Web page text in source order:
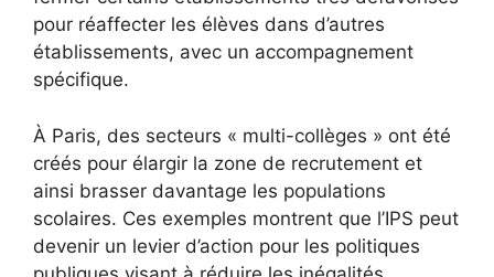
pour réaffecter les élèves dans d’autres
établissements, avec un accompagnement
spécifique.
À Paris, des secteurs « multi-collèges » ont été
créés pour élargir la zone de recrutement et
ainsi brasser davantage les populations
scolaires. Ces exemples montrent que l’IPS peut
devenir un levier d’action pour les politiques